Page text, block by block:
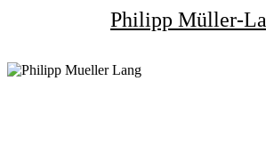
Philipp Müller-